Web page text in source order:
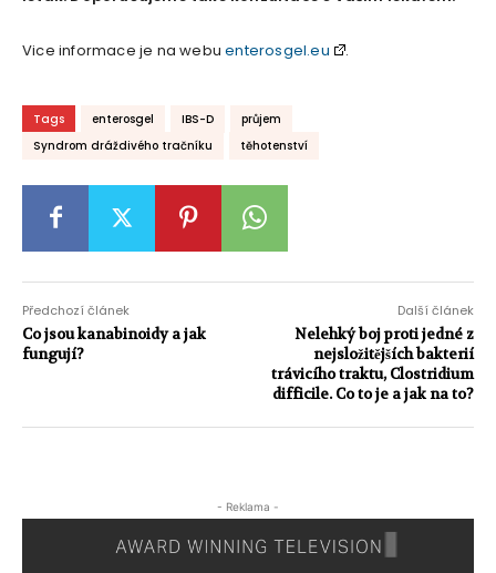
Vice informace je na webuenterosgel.eu .
Tags enterosgel IBS-D
průjem
Syndrom dráždivého tračníku
těhotenství
Předchozí článek
Co jsou kanabinoidy a jak
fungují?
Další článek
Nelehký boj proti jedné z
nejsložitějších bakterií
trávicího traktu, Clostridium
difficile. Co to je a jak na to?
- Reklama -